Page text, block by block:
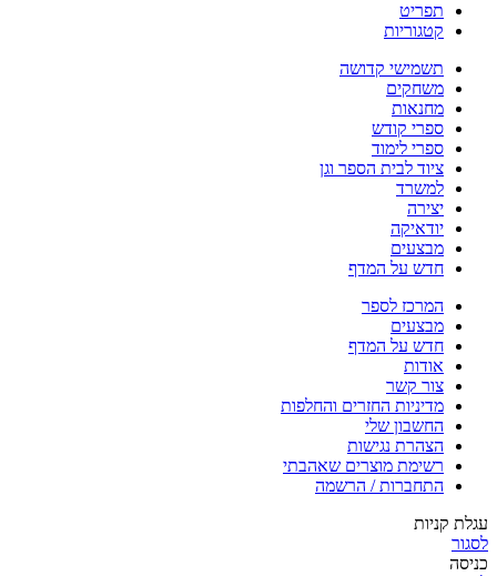
תפריט
קטגוריות
תשמישי קדושה
משחקים
מחנאות
ספרי קודש
ספרי לימוד
ציוד לבית הספר וגן
למשרד
יצירה
יודאיקה
מבצעים
חדש על המדף
המרכז לספר
מבצעים
חדש על המדף
אודות
צור קשר
מדיניות החזרים והחלפות
החשבון שלי
הצהרת נגישות
רשימת מוצרים שאהבתי
התחברות / הרשמה
עגלת קניות
לסגור
כניסה